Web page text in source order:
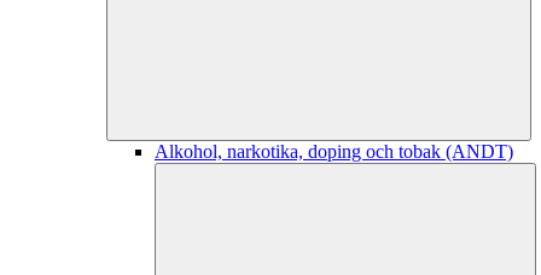
Alkohol, narkotika, doping och tobak (ANDT)